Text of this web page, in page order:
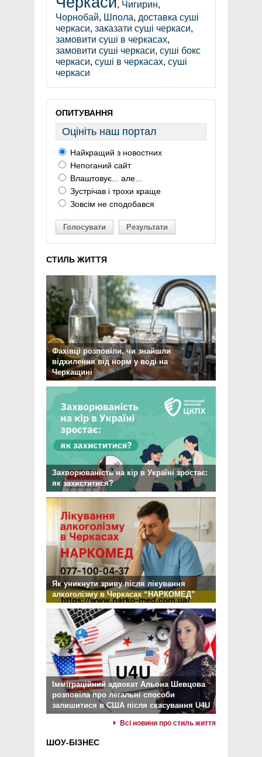
, Чигирин,
Чорнобай, Шпола, доставка суші
черкаси, заказати суші черкаси,
замовити суші в черкасах,
замовити суші черкаси, суші бокс
черкаси, суші в черкасах, суші
черкаси
ОПИТУВАННЯ
Оцініть наш портал
Найкращий з новостних
Непоганий сайт
Влаштовує... але...
Зустрічав і трохи краще
Зовсім не сподобався
Голосувати Результати
СТИЛЬ ЖИТТЯ
Фахівці розповіли, чи знайшли
відхилення від норм у воді на
Черкащині
Захворюваність на кір в Україні зростає:
як захиститися?
Як уникнути зриву після лікування
алкоголізму в Черкасах “НАРКОМЕД”
Імміграційний адвокат Альона Шевцова
розповіла про легальні способи
залишитися в США після скасування U4U
Всі новини про стиль життя
ШОУ-БІЗНЕС